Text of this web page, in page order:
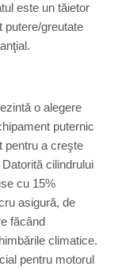
este un tăietor
putere/greutate
o alegere
puternic
pentru a creşte
cilindrului
cu 15%
asigură, de
făcând
climatice.
pentru motorul